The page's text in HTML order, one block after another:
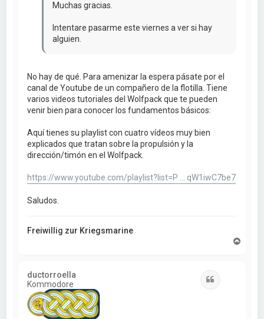
Muchas gracias.
Intentare pasarme este viernes a ver si hay
alguien.
No hay de qué. Para amenizar la espera pásate por el
canal de Youtube de un compañero de la flotilla. Tiene
varios videos tutoriales del Wolfpack que te pueden
venir bien para conocer los fundamentos básicos:
Aquí tienes su playlist con cuatro vídeos muy bien
explicados que tratan sobre la propulsión y la
dirección/timón en el Wolfpack.
https://www.youtube.com/playlist?list=P ... qW1iwC7be7
Saludos.
Freiwillig zur Kriegsmarine
ductorroella
Kommodore